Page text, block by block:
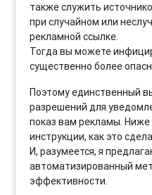
также служить
при случайном или
рекламной ссылке.
Тогда вы можете
существенно более
Поэтому единственный
разрешений для
показ вам рекламы.
инструкции, как это
И, разумеется, я
автоматизированный
эффективности.